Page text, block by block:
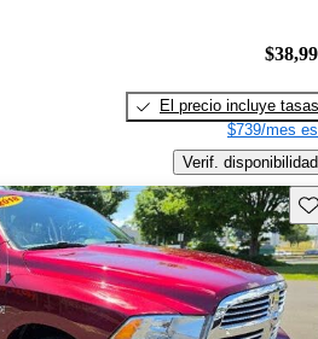
El precio incluye tasas
$739/mes
Verif. disponibilidad